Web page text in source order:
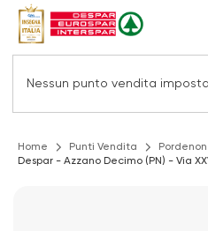
Home Punti Vendita
Despar - Azzano Decimo (PN) - Via